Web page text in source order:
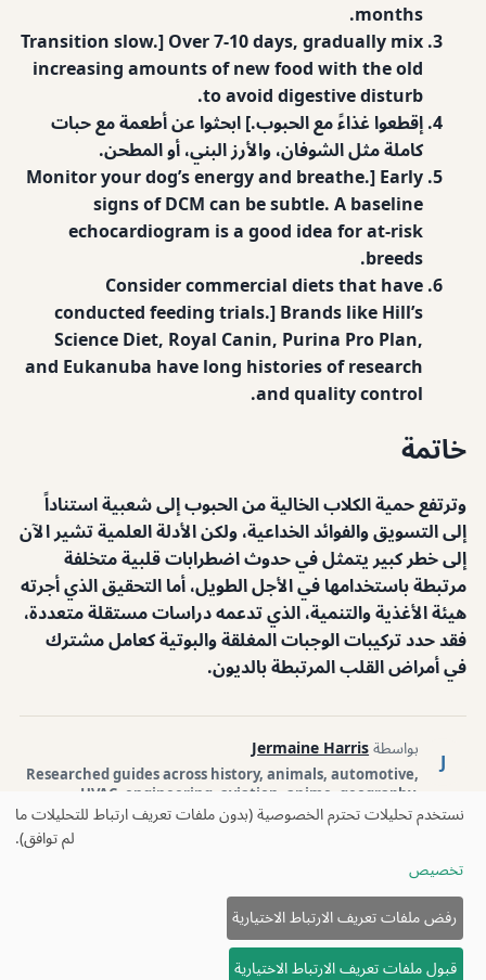
months.
Transition slow.] Over 7-10 days, gradually mix
increasing amounts of new food with the old
to avoid digestive disturb.
إقطعوا غذاءً مع الحبوب.] ابحثوا عن أطعمة مع حبات
كاملة مثل الشوفان، والأرز البني، أو المطحن.
Monitor your dog’s energy and breathe.] Early
signs of DCM can be subtle. A baseline
echocardiogram is a good idea for at-risk
breeds.
Consider commercial diets that have
conducted feeding trials.] Brands like Hill’s
Science Diet, Royal Canin, Purina Pro Plan,
and Eukanuba have long histories of research
and quality control.
خاتمة
وترتفع حمية الكلاب الخالية من الحبوب إلى شعبية استناداً
إلى التسويق والفوائد الخداعية، ولكن الأدلة العلمية تشير الآن
إلى خطر كبير يتمثل في حدوث اضطرابات قلبية متخلفة
مرتبطة باستخدامها في الأجل الطويل، أما التحقيق الذي أجرته
هيئة الأغذية والتنمية، الذي تدعمه دراسات مستقلة متعددة،
فقد حدد تركيبات الوجبات المغلقة والبوتية كعامل مشترك
في أمراض القلب المرتبطة بالديون.
J
بواسطة Jermaine Harris
Researched guides across history, animals, automotive,
HVAC, engineering, aviation, anime, geography,
gaming, technology, and personal finance by Jermaine
Harris — drafted with AI writing tools and reviewed
نشر بواسطة
© 2026
Loner Media
الرئيسيةمقالاتمن نحن
نستخدم تحليلات تحترم الخصوصية (بدون ملفات تعريف ارتباط للتحليلات ما
لم توافق).
تخصيص
رفض ملفات تعريف الارتباط الاختيارية
قبول ملفات تعريف الارتباط الاختيارية